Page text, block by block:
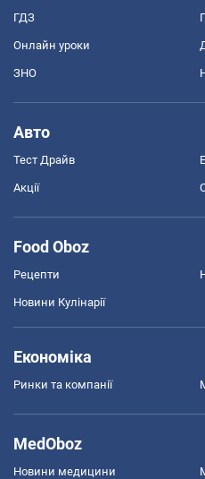
ГДЗ
Онлайн уроки
ЗНО
Авто
Тест Драйв
Акції
Food Oboz
Рецепти
Новини Кулінарії
Економіка
Ринки та компанії
MedOboz
Новини медицини